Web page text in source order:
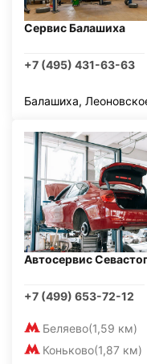
Сервис Балашиха
+7 (495) 431-63-63
Балашиха,
Автосервис
+7 (499) 653-72-12
Беляево(1,59 км)
Коньково(1,87 км)